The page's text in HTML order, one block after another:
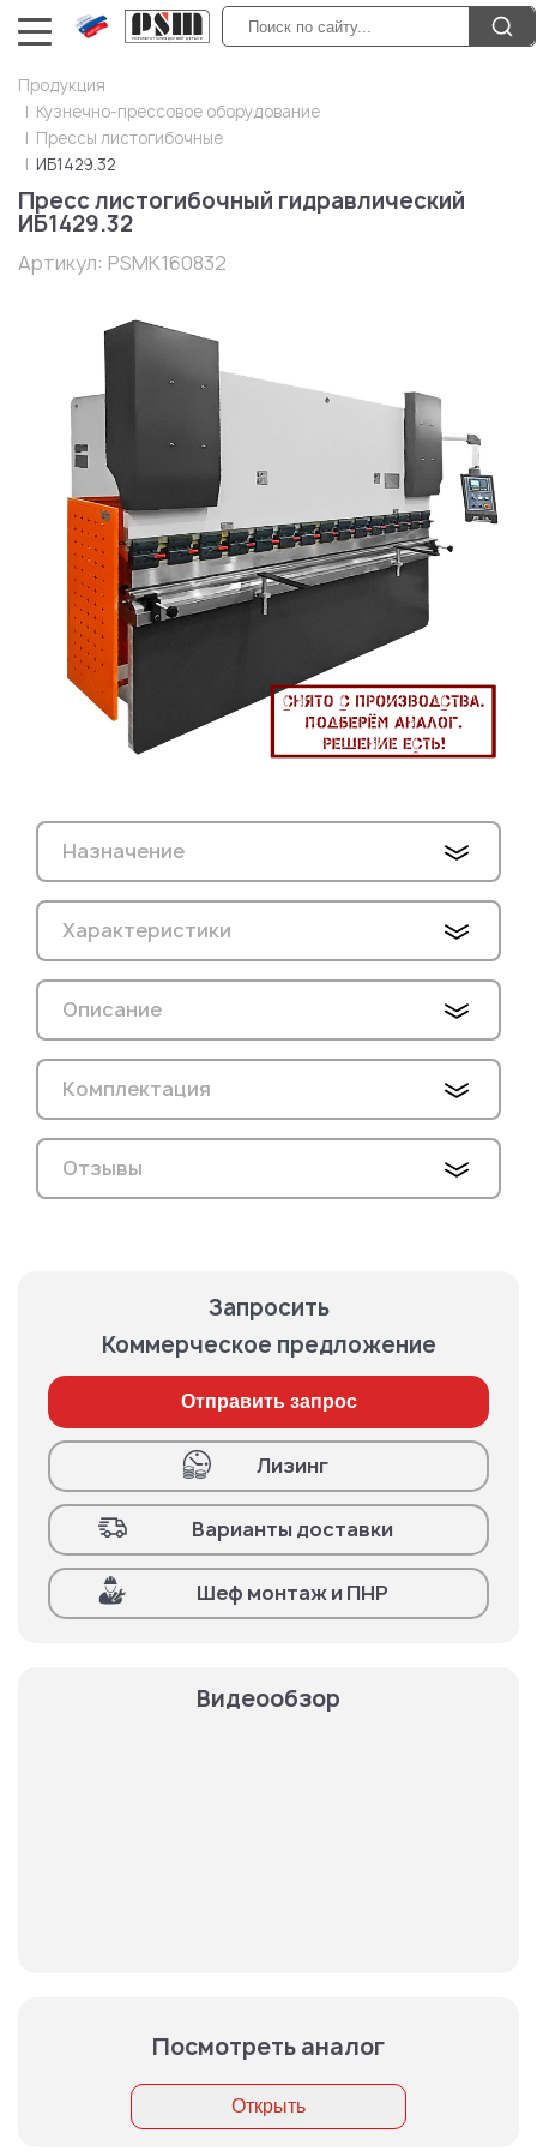
Продукция
Кузнечно-прессовое оборудование
Прессы листогибочные
ИБ1429.32
Пресс листогибочный гидравлический
ИБ1429.32
Артикул: PSMK160832
Назначение
Характеристики
Описание
Комплектация
Отзывы
Запросить
Коммерческое предложение
Отправить запрос
Лизинг
Варианты доставки
Шеф монтаж и ПНР
Видеообзор
Посмотреть аналог
Открыть